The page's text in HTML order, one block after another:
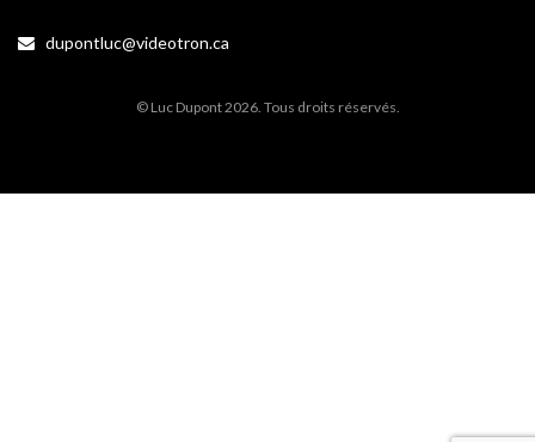
dupontluc@videotron.ca
© Luc Dupont 2026. Tous droits réservés.